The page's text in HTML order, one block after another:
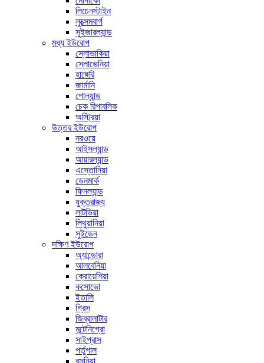
লিচেনস্টাইন
লুক্সেমবার্গ
সুইজারল্যান্ড
মধ্য ইউরোপ
স্লোভাকিয়া
স্লোভেনিয়া
হাঙ্গেরি
জার্মানি
পোল্যান্ড
চেক রিপাবলিক
অস্ট্রিয়া
উত্তর ইউরোপ
নরওয়ে
আইসল্যান্ড
আয়ারল্যান্ড
এস্তোনিয়া
ডেনমার্ক
ফিনল্যান্ড
যুক্তরাজ্য
লাটভিয়া
লিথুয়ানিয়া
সুইডেন
দক্ষিণ ইউরোপ
অ্যান্ডোরা
আলবেনিয়া
ক্রোয়েশিয়া
কসোভো
ইতালি
গ্রিস
জিব্রালাটার
মন্টেনিগ্রো
সাইপ্রাস
পর্তুগাল
বসনিয়া